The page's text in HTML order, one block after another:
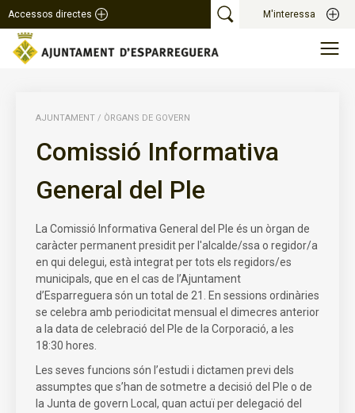
Accessos directes M'interessa
AJUNTAMENT / ÒRGANS DE GOVERN
Comissió Informativa
General del Ple
La Comissió Informativa General del Ple és un òrgan de
caràcter permanent presidit per l'alcalde/ssa o regidor/a
en qui delegui, està integrat per tots els regidors/es
municipals, que en el cas de l’Ajuntament
d’Esparreguera són un total de 21. En sessions ordinàries
se celebra amb periodicitat mensual el dimecres anterior
a la data de celebració del Ple de la Corporació, a les
18:30 hores.
Les seves funcions són l’estudi i dictamen previ dels
assumptes que s’han de sotmetre a decisió del Ple o de
la Junta de govern Local, quan actuï per delegació del